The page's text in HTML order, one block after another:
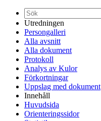
Utredningen
Persongalleri
Alla avsnitt
Alla dokument
Protokoll
Analys av Kulor
Förkortningar
Uppslag med dokument
Innehåll
Huvudsida
Orienteringssidor